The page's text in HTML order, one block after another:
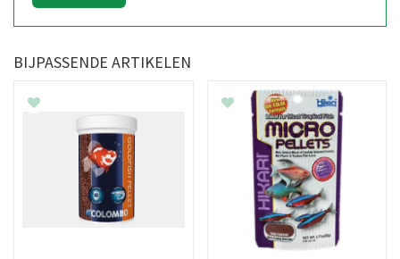
BIJPASSENDE ARTIKELEN